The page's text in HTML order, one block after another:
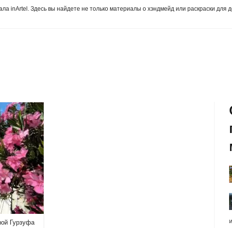
inArtel. Здесь вы найдете не только материалы о хэндмейд или раскраски для
Гурзуфа